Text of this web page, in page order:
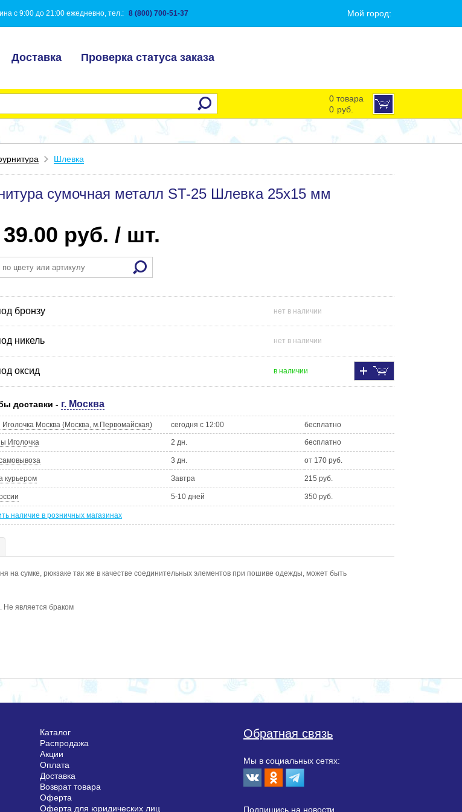
с 9:00 до 21:00 ежедневно, тел.: 8 (800) 700-51-37 Мой город:
Доставка Проверка статуса заказа
0 товара
0 руб.
Шлевка
сумочная металл ST-25 Шлевка 25х15 мм
39.00 руб. / шт.
бронзу нет в наличии
никель нет в наличии
оксид в наличии
доставки - г. Москва
Иголочка Москва (Москва, м.Первомайская) сегодня с 12:00 бесплатно
Иголочка 2 дн. бесплатно
3 дн. от 170 руб.
курьером Завтра 215 руб.
5-10 дней 350 руб.
наличие в розничных магазинах
на сумке, рюкзаке так же в качестве соединительных элементов при пошиве одежды, может быть
Не является браком
Каталог
Распродажа
Акции
Оплата
Доставка
Возврат товара
Оферта
Оферта для юридических лиц
Обратная связь
Мы в социальных сетях:
Подпишиcь на новости